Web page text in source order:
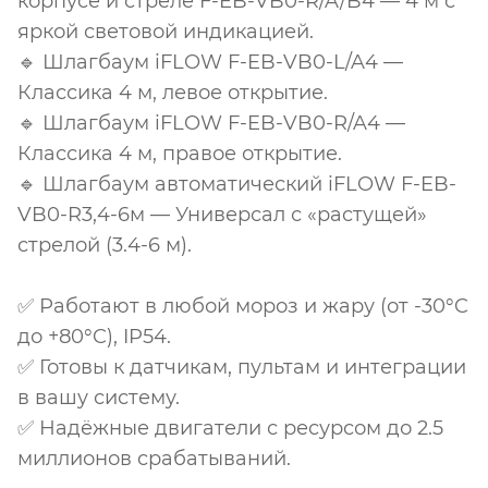
яркой световой индикацией.
🔹 Шлагбаум iFLOW F-EB-VB0-L/A4 —
Классика 4 м, левое открытие.
🔹 Шлагбаум iFLOW F-EB-VB0-R/A4 —
Классика 4 м, правое открытие.
🔹 Шлагбаум автоматический iFLOW F-EB-
VB0-R3,4-6м — Универсал с «растущей»
стрелой (3.4-6 м).
✅ Работают в любой мороз и жару (от -30°C
до +80°C), IP54.
✅ Готовы к датчикам, пультам и интеграции
в вашу систему.
✅ Надёжные двигатели с ресурсом до 2.5
миллионов срабатываний.